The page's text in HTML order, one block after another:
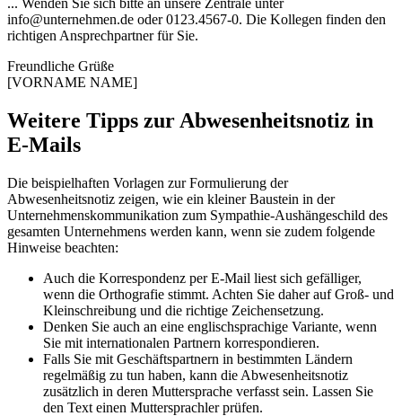
... Wenden Sie sich bitte an unsere Zentrale unter
info@unternehmen.de oder 0123.4567-0. Die Kollegen finden den
richtigen Ansprechpartner für Sie.
Freundliche Grüße
[VORNAME NAME]
Weitere Tipps zur Abwesenheitsnotiz in
E-Mails
Die beispielhaften Vorlagen zur Formulierung der
Abwesenheitsnotiz zeigen, wie ein kleiner Baustein in der
Unternehmenskommunikation zum Sympathie-Aushängeschild des
gesamten Unternehmens werden kann, wenn sie zudem folgende
Hinweise beachten:
Auch die Korrespondenz per E-Mail liest sich gefälliger,
wenn die Orthografie stimmt. Achten Sie daher auf Groß- und
Kleinschreibung und die richtige Zeichensetzung.
Denken Sie auch an eine englischsprachige Variante, wenn
Sie mit internationalen Partnern korrespondieren.
Falls Sie mit Geschäftspartnern in bestimmten Ländern
regelmäßig zu tun haben, kann die Abwesenheitsnotiz
zusätzlich in deren Muttersprache verfasst sein. Lassen Sie
den Text einen Muttersprachler prüfen.